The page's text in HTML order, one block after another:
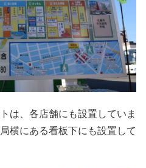
は、各店舗にも設置していま
横にある看板下にも設置して